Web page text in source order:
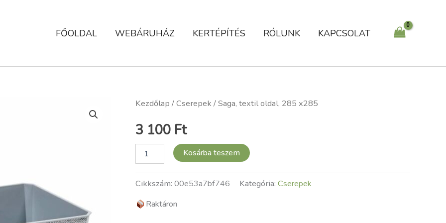
FŐOLDAL WEBÁRUHÁZ KERTÉPÍTÉS RÓLUNK KAPCSOLAT
Kezdőlap /Cserepek / Saga, textil oldal, 285 x285
3 100 Ft
Saga,
285
mennyiség
Kosárba teszem
Cikkszám: 00e53a7bf746 Kategória: Cserepek
Raktáron